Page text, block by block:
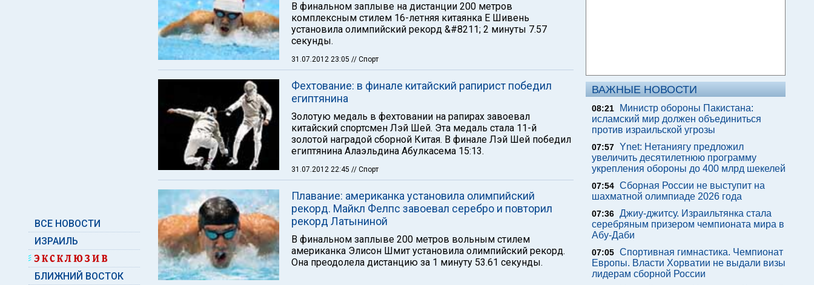
ВСЕ НОВОСТИ
ИЗРАИЛЬ
БЛИЖНИЙ ВОСТОК
В финальном заплыве на дистанции 200 метров
комплексным стилем 16-летняя китаянка Е Шивень
установила олимпийский рекорд &#8211; 2 минуты 7.57
секунды.
31.07.2012 23:05 // Спорт
Фехтование: в финале китайский рапирист победил
египтянина
Золотую медаль в фехтовании на рапирах завоевал
китайский спортсмен Лэй Шей. Эта медаль стала 11-й
золотой наградой сборной Китая. В финале Лэй Шей победил
египтянина Алаэльдина Абулкасема 15:13.
31.07.2012 22:45 // Спорт
Плавание: американка установила олимпийский
рекорд. Майкл Фелпс завоевал серебро и повторил
рекорд Латыниной
В финальном заплыве 200 метров вольным стилем
американка Элисон Шмит установила олимпийский рекорд.
Она преодолела дистанцию за 1 минуту 53.61 секунды.
ВАЖНЫЕ НОВОСТИ
08:21
Министр обороны Пакистана:
исламский мир должен объединиться
против израильской угрозы
07:57 Ynet: Нетаниягу предложил
увеличить десятилетнюю программу
укрепления обороны до 400 млрд шекелей
07:54 Сборная России не выступит на
шахматной олимпиаде 2026 года
07:36 Джиу-джитсу. Израильтянка стала
серебряным призером чемпионата мира в
Абу-Даби
07:05 Спортивная гимнастика. Чемпионат
Европы. Власти Хорватии не выдали визы
лидерам сборной России